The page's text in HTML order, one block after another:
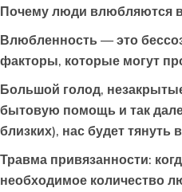
Почему люди влюбляются
Влюбленность — это
факторы, которые могут
Большой голод,
бытовую помощь и так
близких), нас будет
Травма привязанности:
необходимое количество